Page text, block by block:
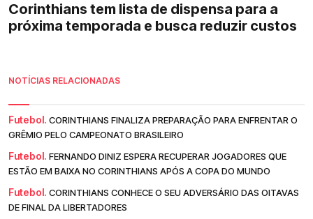
Corinthians tem lista de dispensa para a
próxima temporada e busca reduzir custos
NOTÍCIAS RELACIONADAS
Futebol. CORINTHIANS FINALIZA PREPARAÇÃO PARA ENFRENTAR O
GRÊMIO PELO CAMPEONATO BRASILEIRO
Futebol. FERNANDO DINIZ ESPERA RECUPERAR JOGADORES QUE
ESTÃO EM BAIXA NO CORINTHIANS APÓS A COPA DO MUNDO
Futebol. CORINTHIANS CONHECE O SEU ADVERSÁRIO DAS OITAVAS
DE FINAL DA LIBERTADORES